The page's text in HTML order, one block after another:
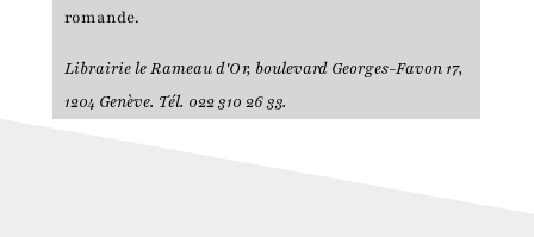
romande.
Librairie le Rameau d'Or, boulevard Georges-Favon 17,
1204 Genève. Tél. 022 310 26 33.